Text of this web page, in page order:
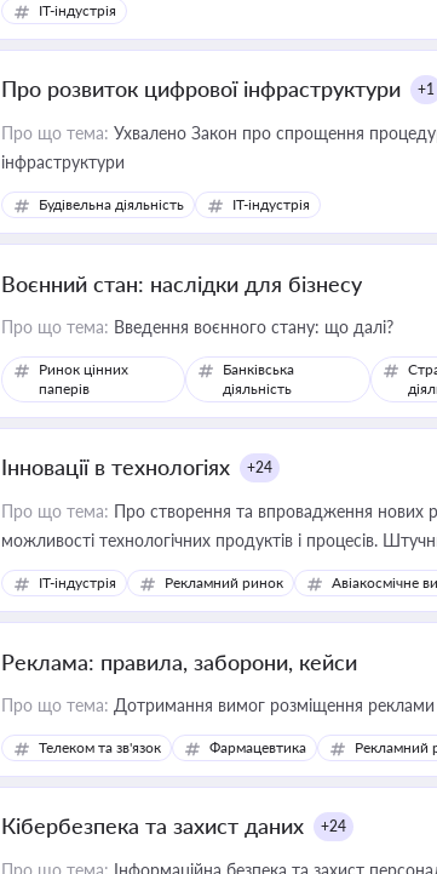
IT-індустрія
Про розвиток цифрової інфраструктури +1
Про що тема: Ухвалено Закон про спрощення
інфраструктури
Будівельна діяльність IT-індустрія
Воєнний стан: наслідки для бізнесу
Про що тема: Введення воєнного стану: що далі?
Ринок цінних
паперів
Банківська
діяльність
Інновації в технологіях +24
Про що тема: Про створення та впровадження нових
можливості технологічних продуктів і процесів.
IT-індустрія Рекламний ринок Авіакосмічне
Реклама: правила, заборони, кейси
Про що тема: Дотримання вимог розміщення реклами
Телеком та зв'язок Фармацевтика Рекламний
Кібербезпека та захист даних +24
Про що тема: Інформаційна безпека та захист